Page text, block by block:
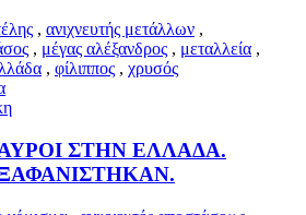
, ανιχνευτής μετάλλων ,
, μέγας αλέξανδρος , μεταλλεία ,
, φίλιππος , χρυσός
ΣΤΗΝ ΕΛΛΑΔΑ.